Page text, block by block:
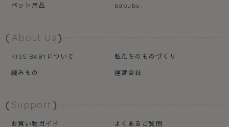
ペット用品
babubu.
About Us
KISS BABY について
私たちのものづくり
読みもの
運営会社
Support
お買い物ガイド よくあるご質問